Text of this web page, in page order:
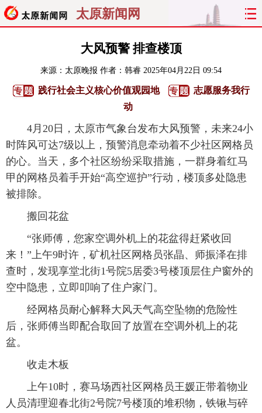
太原新闻网
聚焦 太原
经济 关注 文明 出行
旅游 理财 政务 教育
看天下 晋月读 最太原 网罗民生
太原日报
大风预警 排查楼顶
来源： 太原晚报 作者：韩睿 2025年04月22日 09:54
践行社会主义核心价值观园地
志愿服务我行
动
4月20日，太原市气象台发布大风预警，未来24小
时阵风可达7级以上，预警消息牵动着不少社区网格员
的心。当天，多个社区纷纷采取措施，一群身着红马
甲的网格员着手开始“高空巡护”行动，楼顶多处隐患
被排除。
搬回花盆
“张师傅，您家空调外机上的花盆得赶紧收回
来！”上午9时许，矿机社区网格员张晶、师振泽在排
查时，发现享堂北街1号院5居委3号楼顶层住户窗外的
空中隐患，立即叩响了住户家门。
经网格员耐心解释大风天气高空坠物的危险性
后，张师傅当即配合取回了放置在空调外机上的花
盆。
收走木板
上午10时，赛马场西社区网格员王媛正带着物业
人员清理迎春北街2号院7号楼顶的堆积物，铁锹与碎